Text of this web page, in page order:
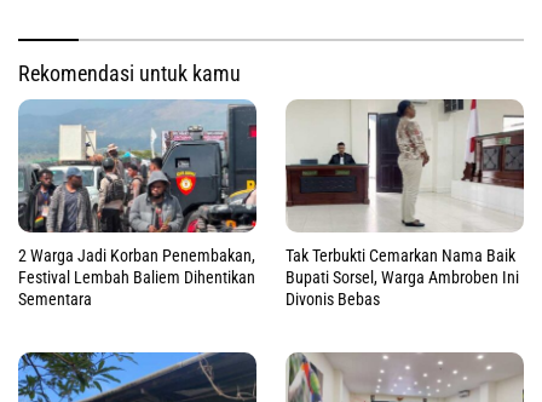
Rekomendasi untuk kamu
2 Warga Jadi Korban Penembakan,
Festival Lembah Baliem Dihentikan
Sementara
Tak Terbukti Cemarkan Nama Baik
Bupati Sorsel, Warga Ambroben Ini
Divonis Bebas